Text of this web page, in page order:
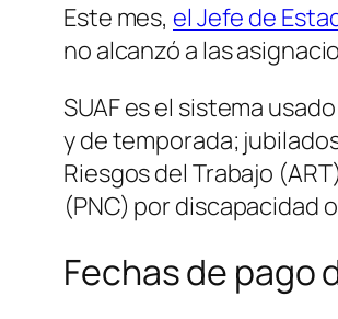
Este mes, el Jefe de
no alcanzó a las
SUAF es el sistema
y de temporada;
Riesgos del Trabajo
(PNC) por discapacidad
Fechas de pago